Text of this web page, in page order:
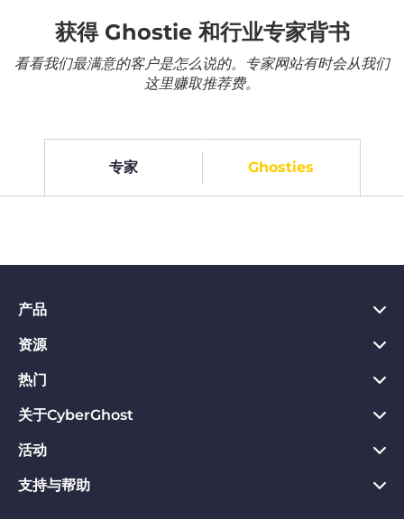
获得 Ghostie 和行业专家背书
看看我们最满意的客户是怎么说的。专家网站有时会从我们
这里赚取推荐费。
专家 Ghosties
产品
PC VPN应用
Chrome VPN应用
Mac VPN应用
Android VPN应用
Firefox VPN应用
资源
VPN是什么
Privacy Hub
隐私保护工具
退款保证
热门
CyberGhost VPN评价
VPN免费试用
立即下载
关于CyberGhost
关于CyberGhost
联系我们
活动
联盟计划
支持与帮助